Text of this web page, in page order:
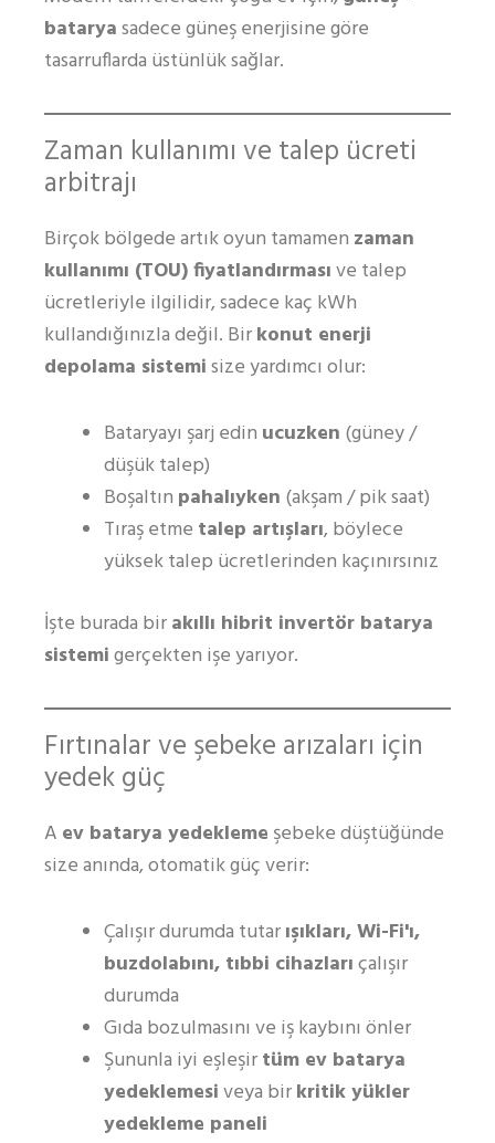
bataryasadece güneş enerjisine göre
tasarruflarda üstünlük sağlar.
Zaman kullanımı ve talep ücreti
arbitrajı
Birçok bölgede artık oyun tamamen zaman
kullanımı (TOU) fiyatlandırmasıve talep
ücretleriyle ilgilidir, sadece kaç kWh
kullandığınızla değil. Birkonut enerji
depolama sistemisize yardımcı olur:
Bataryayı şarj edin ucuzken (güney /
düşük talep)
Boşaltın pahalıyken (akşam / pik saat)
Tıraş etme talep artışları, böylece
yüksek talep ücretlerinden kaçınırsınız
İşte burada birakıllı hibrit invertör batarya
sistemigerçekten işe yarıyor.
Fırtınalar ve şebeke arızaları için
yedek güç
A ev batarya yedekleme şebeke düştüğünde
size anında, otomatik güç verir:
Çalışır durumda tutarışıkları, Wi-Fi'ı,
buzdolabını, tıbbi cihazlarıçalışır
durumda
Gıda bozulmasını ve iş kaybını önler
Şununla iyi eşleşirtüm ev batarya
yedeklemesiveya birkritik yükler
yedekleme paneli